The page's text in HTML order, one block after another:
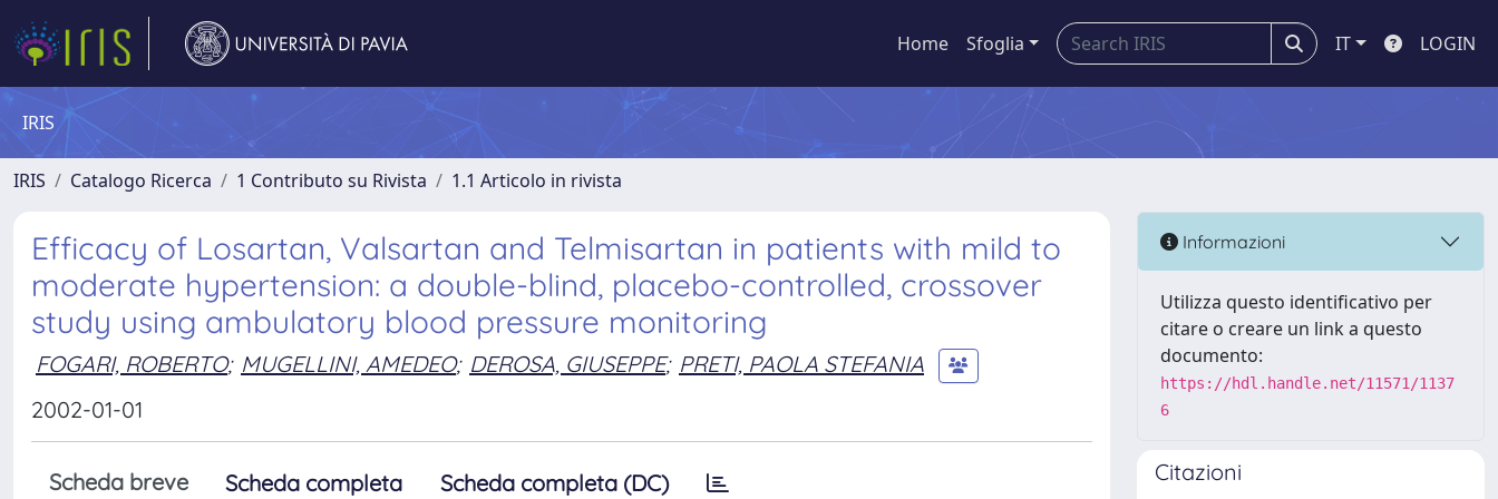
Home Sfoglia IT LOGIN
IRIS
IRIS Catalogo Ricerca 1 Contributo su Rivista 1.1 Articolo in rivista
Efficacy of Losartan, Valsartan and Telmisartan in patients with mild to
moderate hypertension: a double-blind, placebo-controlled, crossover
study using ambulatory blood pressure monitoring
FOGARI, ROBERTO; MUGELLINI, AMEDEO; DEROSA, GIUSEPPE; PRETI, PAOLA STEFANIA
2002-01-01
Scheda breve Scheda completa Scheda completa (DC)
Informazioni
Utilizza questo identificativo per
citare o creare un link a questo
documento:
https://hdl.handle.net/11571/1137
6
Citazioni